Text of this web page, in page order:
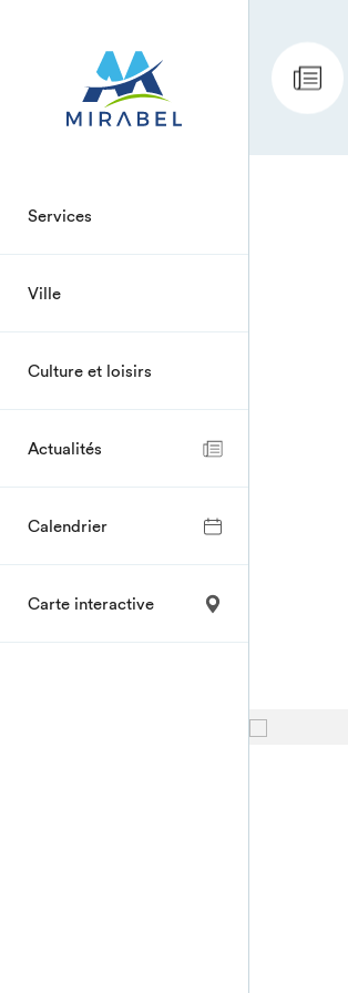
Services
Ville
Culture et loisirs
Actualités
Calendrier
Carte interactive